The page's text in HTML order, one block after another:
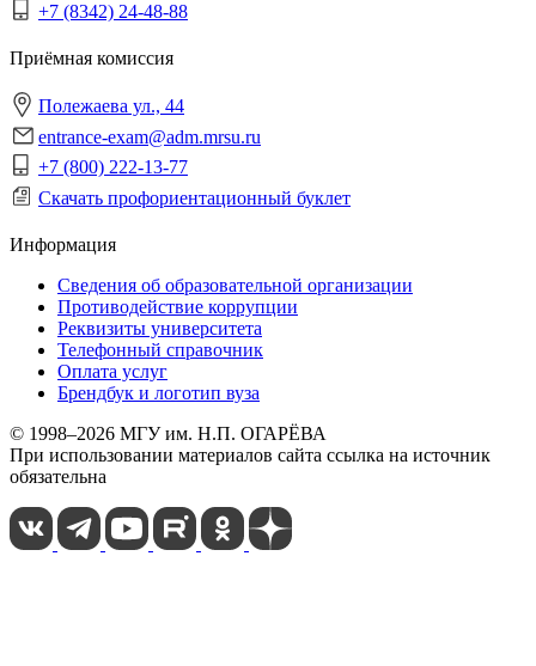
+7 (8342) 24-48-88
Приёмная комиссия
Полежаева ул., 44
entrance-exam@adm.mrsu.ru
+7 (800) 222-13-77
Скачать профориентационный буклет
Информация
Сведения об образовательной организации
Противодействие коррупции
Реквизиты университета
Телефонный справочник
Оплата услуг
Брендбук и логотип вуза
© 1998–2026 МГУ им. Н.П. ОГАРЁВА
При использовании материалов сайта ссылка на источник
обязательна